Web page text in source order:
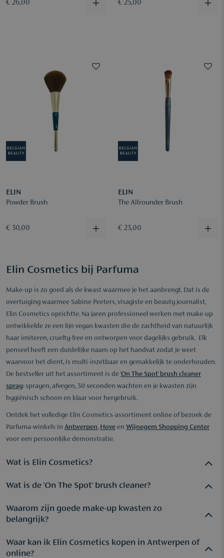
€ 26,00 € 25,00
ELIN
Powder Brush
€ 30,00
ELIN
The Allrounder Brush
€ 23,00
Elin Cosmetics bij Parfuma
Make-up is zo goed als de kwast waarmee je het aanbrengt. Dat is de
overtuiging waarmee Sabine Peeters, visagiste en beauty journalist,
Elin Cosmetics oprichtte. Na jaren professioneel werken met make-up
ontwikkelde ze een lijn vegan kwasten die de zachtheid van natuurlijk
haar imiteren, cruelty-free en ontworpen voor dagelijks gebruik. Elk
penseel heeft een duidelijke naam op het handvat zodat je weet
waarvoor het dient, is multi-inzetbaar en gemakkelijk te onderhouden.
De bestseller uit het assortiment is de 'On The Spot' brush cleaner
spray: sprayen, afvegen, 30 seconden wachten en je kwasten zijn
hygiënisch schoon en klaar voor hergebruik.
Ontdek het volledige Elin Cosmetics-assortiment online of bezoek de
Parfuma-winkels in Antwerpen, Hove en Wijnegem Shopping Center
voor een persoonlijke demonstratie.
Wat is Elin Cosmetics?
Elin Cosmetics is een Belgisch merk gespecialiseerd in
merk werd opgericht door Sabine Peeters, make-up artiest en
beauty journalist. De kwasten zijn gemaakt van Japanse
synthetische vezels die de zachtheid en kwaliteit van
dierenhaar imiteren, maar 100% cruelty-free zijn.
Wat is de 'On The Spot' brush cleaner?
De 'On The Spot' is de bestseller van Elin Cosmetics: een
desinfecteert en verzorgt. Sprayen, de haartjes op een tissue
afvegen en je kwasten zijn direct droog en klaar voor gebruik.
Waarom zijn goede make-up kwasten zo
belangrijk?
De kwast bepaalt voor een groot deel het resultaat van je
Waar kan ik Elin Cosmetics kopen in Antwerpen of
online?